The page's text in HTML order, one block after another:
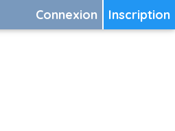
Inscription
Connexion